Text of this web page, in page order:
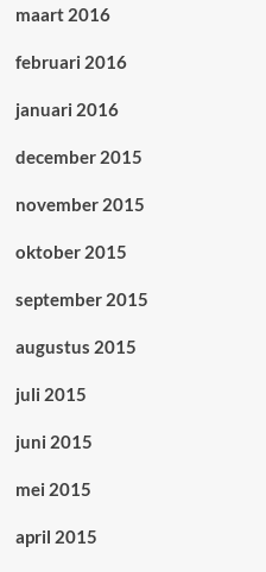
maart 2016
februari 2016
januari 2016
december 2015
november 2015
oktober 2015
september 2015
augustus 2015
juli 2015
juni 2015
mei 2015
april 2015